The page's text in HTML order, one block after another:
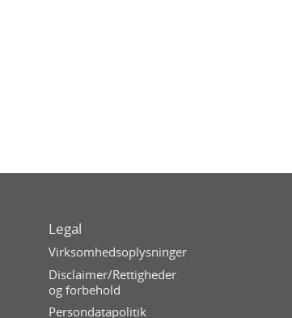
Legal
Virksomhedsoplysninger
Disclaimer/Rettigheder
og forbehold
Persondatapolitik